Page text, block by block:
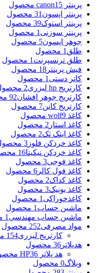
پرینتر canon 15 محصول
پرینتر اپسون 31 محصول
پرینتر استوک39 محصول
پرینتر سوزنی 1 محصول
جوهر اپسون5 محصول
طلق 1 محصول
طلق ترنسپرنت 1 محصول
فیش پرینتر 18 محصول
کاتر دستی 1 محصول
کارتریج hp لیزری
2 محصول
کارتریج جوهر افشان92 محصول
کارتریج کانن7 محصول
کاغذ wolf 9 محصول
کاغذ استار 2 محصول
کاغذ اینک تک2 محصول
کاغذ خردکن فلوز 3 محصول
کاغذ خردکن نیکیتا16 محصول
کاغذ فوجی3 محصول
کاغذ فول کالر 6 محصول
کاغذ کداک2 محصول
کاغذ یونیک3 محصول
کاغذخوراکی 1 محصول
ماشین حساب 1 محصول
ماشین حساب مهندسی 1 محصول
مواد مصرفی252 محصول
کارتریج لیزری154 محصول
هدپلاتر 36 محصول
هد پلاتر HP 36 محصول
وبلاگ0 محصول